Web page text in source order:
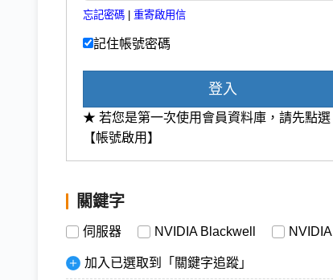
忘記密碼 | 重寄啟用信
記住帳號密碼
登入
★ 若您是第一次使用會員資料庫，請先點選
【帳號啟用】
關鍵字
伺服器 NVIDIA Blackwell NVIDIA
加入已選取到「關鍵字追蹤」